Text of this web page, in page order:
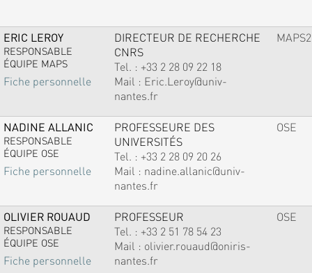
ERIC LEROY
RESPONSABLE
ÉQUIPE MAPS
Fiche personnelle
DIRECTEUR DE RECHERCHE
CNRS
Tel. : +33 2 28 09 22 18
Mail : Eric.Leroy@univ-
nantes.fr
MAPS2
NADINE ALLANIC
RESPONSABLE
ÉQUIPE OSE
Fiche personnelle
PROFESSEURE DES
UNIVERSITÉS
Tel. : +33 2 28 09 20 26
Mail : nadine.allanic@univ-
nantes.fr
OSE
OLIVIER ROUAUD
RESPONSABLE
ÉQUIPE OSE
Fiche personnelle
PROFESSEUR
Tel. : +33 2 51 78 54 23
Mail : olivier.rouaud@oniris-
nantes.fr
OSE